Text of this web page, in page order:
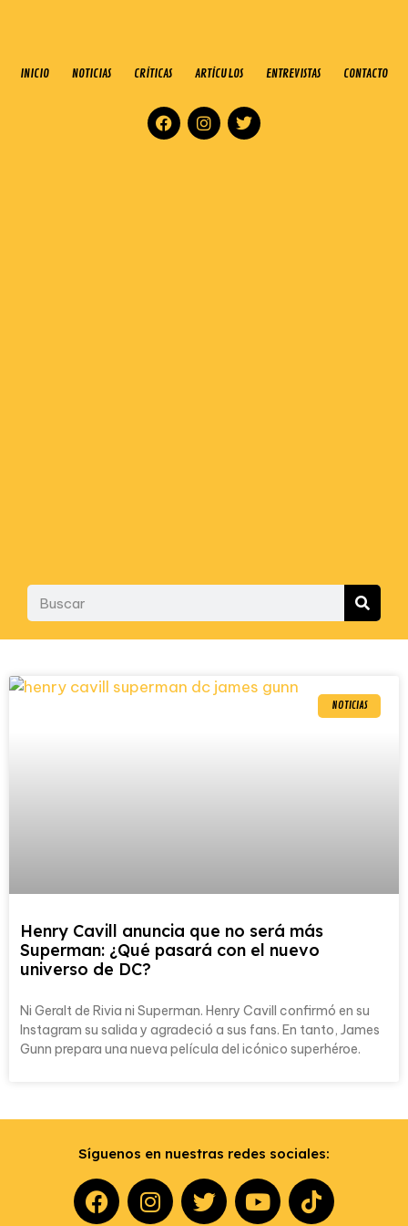
INICIO NOTICIAS CRÍTICAS ARTÍCULOS ENTREVISTAS CONTACTO
NOTICIAS
Henry Cavill anuncia que no será más
Superman: ¿Qué pasará con el nuevo
universo de DC?
Ni Geralt de Rivia ni Superman. Henry Cavill confirmó en su
Instagram su salida y agradeció a sus fans. En tanto, James
Gunn prepara una nueva película del icónico superhéroe.
Síguenos en nuestras redes sociales: